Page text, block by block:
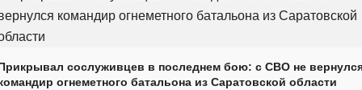
сослуживцев в последнем бою: с СВО не
огнеметного батальона из Саратовской области